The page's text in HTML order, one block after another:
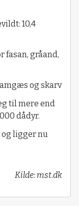
10,4
fasan, gråand,
og skarv
til mere end
dådyr.
ligger nu
Kilde: mst.dk